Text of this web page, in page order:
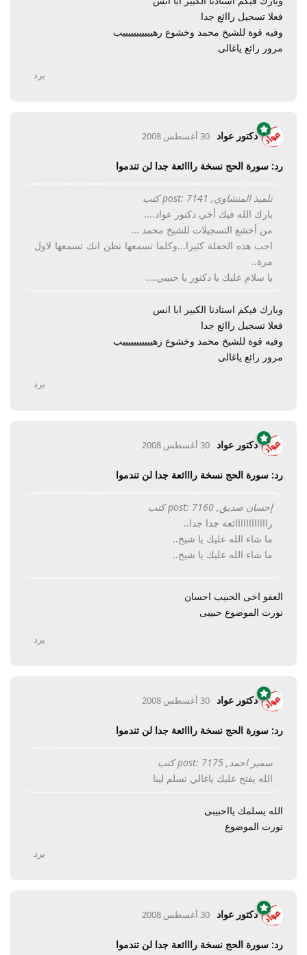
فعلا تسجيل راائع جدا
وفيه قوة للشيخ محمد وخشوع رهيييييييييييب
مرور رائع ياغالى
يرد
دكتور عواد 30 أغسطس 2008
رد: سورة الحج نسخة رااائعة جدا لن تندموا
تلميذ المنشاوي, post: 7141 كتب
بارك الله فيك أخي دكتور عواد....
من أخشع التسجيلات للشيخ محمد ...
احب هذه الحفلة كثيرا...وكلما تسمعها تظن انك تسمعها لاول
مرة..
يا سلام عليك يا دكتور يا حبيبي....
وبارك فيكم استاذنا الكبير ابا انس
فعلا تسجيل راائع جدا
وفيه قوة للشيخ محمد وخشوع رهيييييييييييب
مرور رائع ياغالى
يرد
دكتور عواد 30 أغسطس 2008
رد: سورة الحج نسخة رااائعة جدا لن تندموا
إحسان صديق, post: 7160 كتب
راااااااااااائعة جدا جدا..
ما شاء الله عليك يا شيخ..
ما شاء الله عليك يا شيخ..
العفو اخى الحبيب احسان
نورت الموضوع حبيبى
يرد
دكتور عواد 30 أغسطس 2008
رد: سورة الحج نسخة رااائعة جدا لن تندموا
سمير احمد, post: 7175 كتب
الله يفتح عليك ياغالي تسلم لينا
الله يسلمك يااحبيبى
نورت الموضوع
يرد
دكتور عواد 30 أغسطس 2008
رد: سورة الحج نسخة رااائعة جدا لن تندموا